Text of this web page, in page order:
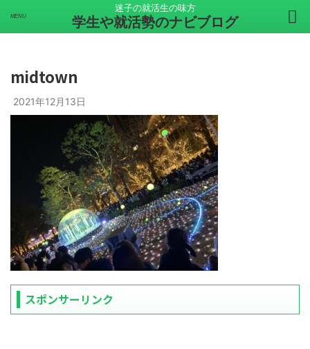
迷子の就活生の味方
学生や就活勢のナビブログ
midtown
2021年12月13日
スポンサーリンク